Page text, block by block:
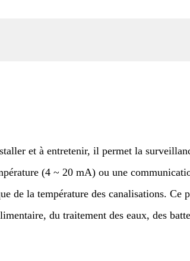
et à entretenir, il permet la
(4 ~ 20 mA) ou une
la température des canalisations. Ce
du traitement des eaux, des